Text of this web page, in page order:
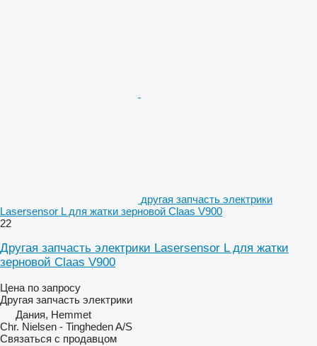
другая запчасть электрики
Lasersensor L для жатки зерновой Claas V900
22
Другая запчасть электрики Lasersensor L для жатки
зерновой Claas V900
Цена по запросу
Другая запчасть электрики
Дания, Hemmet
Chr. Nielsen - Tingheden A/S
Связаться с продавцом